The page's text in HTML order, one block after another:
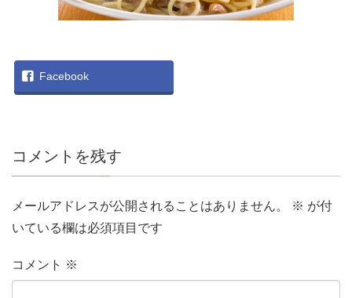
Facebook
コメントを残す
メールアドレスが公開されることはありません。 ※ が付
いている欄は必須項目です
コメント ※